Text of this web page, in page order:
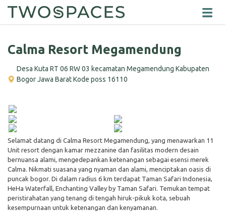
Calma Resort Megamendung
Desa Kuta RT 06 RW 03 kecamatan Megamendung Kabupaten
Bogor Jawa Barat Kode poss 16110
Selamat datang di Calma Resort Megamendung, yang menawarkan 11
Unit resort dengan kamar mezzanine dan fasilitas modern desain
bernuansa alami, mengedepankan ketenangan sebagai esensi merek
Calma. Nikmati suasana yang nyaman dan alami, menciptakan oasis di
puncak bogor. Di dalam radius 6 km terdapat Taman Safari Indonesia,
HeHa Waterfall, Enchanting Valley by Taman Safari. Temukan tempat
peristirahatan yang tenang di tengah hiruk-pikuk kota, sebuah
kesempurnaan untuk ketenangan dan kenyamanan.